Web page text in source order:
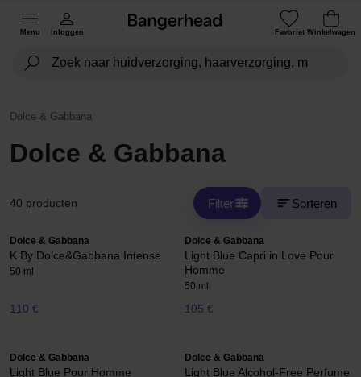
Menu Inloggen Favoriet Winkelwagen
Dolce & Gabbana
Dolce & Gabbana
40 producten Filter Sorteren
Dolce & Gabbana
K By Dolce&Gabbana Intense
50 ml
110 €
Dolce & Gabbana
Light Blue Capri in Love Pour
Homme
50 ml
105 €
Dolce & Gabbana
Light Blue Pour Homme
Dolce & Gabbana
Light Blue Alcohol-Free Perfume